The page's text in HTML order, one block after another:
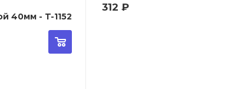
40мм - T-1152
312 ₽